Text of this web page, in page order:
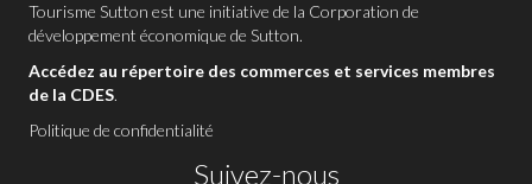
Tourisme Sutton est une initiative de la Corporation de
développement économique de Sutton.
Accédez au répertoire des commerces et services membres
de la CDES.
Politique de confidentialité
Suivez-nous